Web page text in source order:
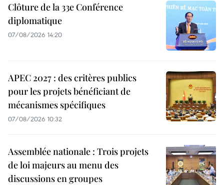
Clôture de la 33e Conférence
diplomatique
07/08/2026 14:20
APEC 2027 : des critères publics
pour les projets bénéficiant de
mécanismes spécifiques
07/08/2026 10:32
Assemblée nationale : Trois projets
de loi majeurs au menu des
discussions en groupes